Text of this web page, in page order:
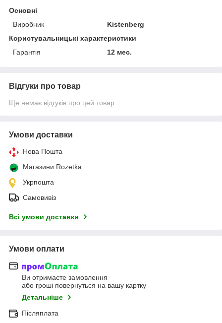
Основні
Виробник
Kistenberg
Користувальницькі характеристики
Гарантія
12 мес.
Відгуки про товар
Ще немає відгуків про цей товар
Умови доставки
Нова Пошта
Магазини Rozetka
Укрпошта
Самовивіз
Всі умови доставки
Умови оплати
Ви отримаєте замовлення
або гроші повернуться на вашу картку
Детальніше
Післяплата